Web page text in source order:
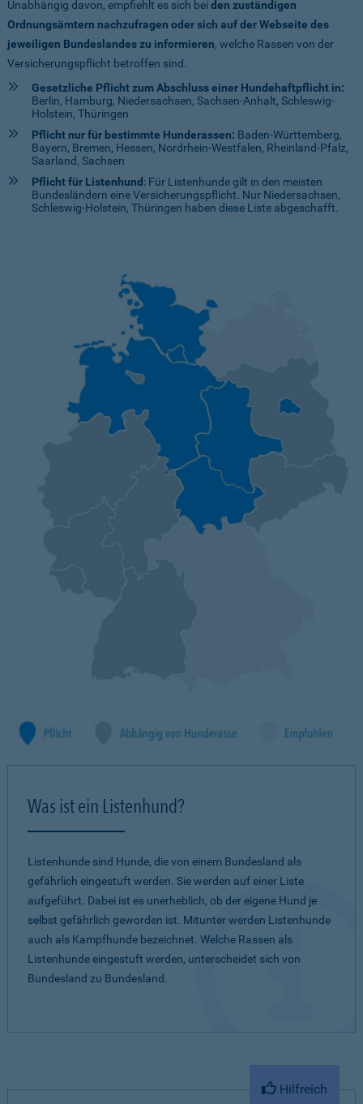
Unabhängig davon, empfiehlt es sich beiden zuständigen
Ordnungsämtern nachzufragen oder sich auf der Webseite des
jeweiligen Bundeslandes zu informieren, welche Rassen von der
Versicherungspflicht betroffen sind.
Gesetzliche Pflicht zum Abschluss einer Hundehaftpflicht in:
Berlin, Hamburg, Niedersachsen, Sachsen-Anhalt, Schleswig-
Holstein, Thüringen
Pflicht nur für bestimmte Hunderassen: Baden-Württemberg,
Bayern, Bremen, Hessen, Nordrhein-Westfalen, Rheinland-Pfalz,
Saarland, Sachsen
Pflicht für Listenhund : Für Listenhunde gilt in den meisten
Bundesländern eine Versicherungspflicht. Nur Niedersachsen,
Schleswig-Holstein, Thüringen haben diese Liste abgeschafft.
Was ist ein Listenhund?
Listenhunde sind Hunde, die von einem Bundesland als
gefährlich eingestuft werden. Sie werden auf einer Liste
aufgeführt. Dabei ist es unerheblich, ob der eigene Hund je
selbst gefährlich geworden ist. Mitunter werden Listenhunde
auch als Kampfhunde bezeichnet. Welche Rassen als
Listenhunde eingestuft werden, unterscheidet sich von
Bundesland zu Bundesland.
Hilfreich